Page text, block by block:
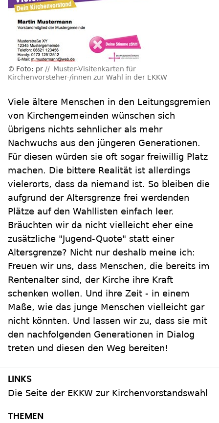
Foto: pr
Muster-Visitenkarten für
Kirchenvorsteher-/innen zur Wahl in der EKKW
Viele ältere Menschen in den Leitungsgremien
von Kirchengemeinden wünschen sich
übrigens nichts sehnlicher als mehr
Nachwuchs aus den jüngeren Generationen.
Für diesen würden sie oft sogar freiwillig Platz
machen. Die bittere Realität ist allerdings
vielerorts, dass da niemand ist. So bleiben die
aufgrund der Altersgrenze frei werdenden
Plätze auf den Wahllisten einfach leer.
Bräuchten wir da nicht vielleicht eher eine
zusätzliche "Jugend-Quote" statt einer
Altersgrenze? Nicht nur deshalb meine ich:
Freuen wir uns, dass Menschen, die bereits im
Rentenalter sind, der Kirche ihre Kraft
schenken wollen. Und ihre Zeit - in einem
Maße, wie das junge Menschen vielleicht gar
nicht könnten. Und lassen wir zu, dass sie mit
den nachfolgenden Generationen in Dialog
treten und diesen den Weg bereiten!
Die Seite der EKKW zur Kirchenvorstandswahl